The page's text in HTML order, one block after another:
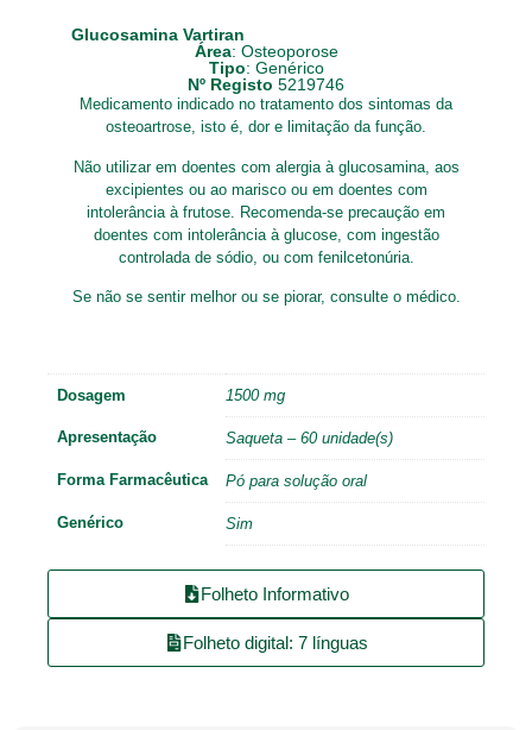
Glucosamina Vartiran
Área: Osteoporose
Tipo: Genérico
Nº Registo 5219746
Medicamento indicado no tratamento dos sintomas da
osteoartrose, isto é, dor e limitação da função.
Não utilizar em doentes com alergia à glucosamina, aos
excipientes ou ao marisco ou em doentes com
intolerância à frutose. Recomenda-se precaução em
doentes com intolerância à glucose, com ingestão
controlada de sódio, ou com fenilcetonúria.
Se não se sentir melhor ou se piorar, consulte o médico.
Dosagem 1500 mg
Apresentação Saqueta – 60 unidade(s)
Forma Farmacêutica Pó para solução oral
Genérico Sim
Folheto Informativo
Folheto digital: 7 línguas